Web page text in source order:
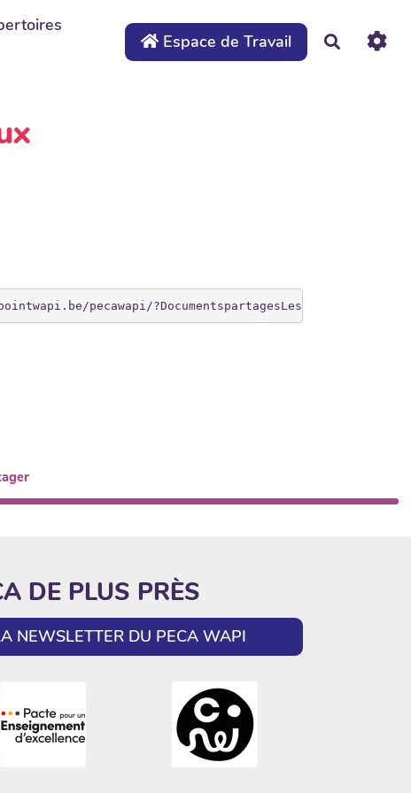
Espace de Travail
DE PLUS PRÈS
NEWSLETTER DU PECA WAPI